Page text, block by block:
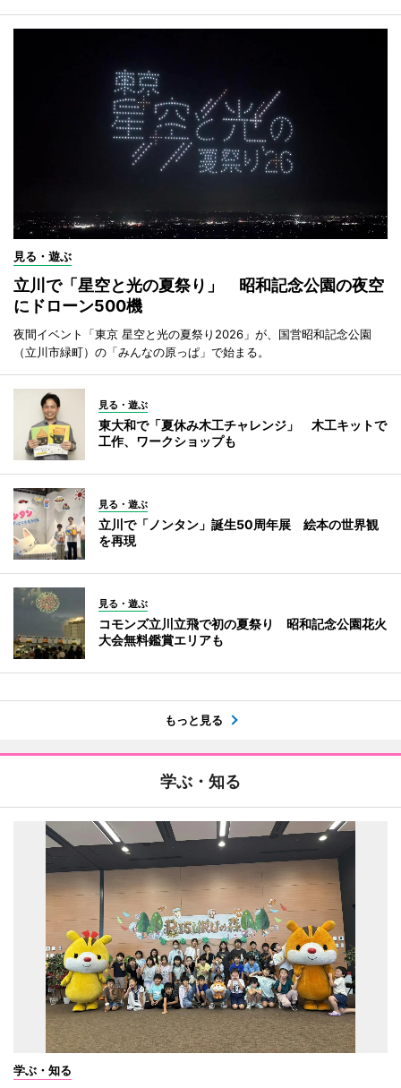
見る・遊ぶ
立川で「星空と光の夏祭り」 昭和記念公園の夜空
にドローン500機
夜間イベント「東京 星空と光の夏祭り2026」が、国営昭和記念公園
（立川市緑町）の「みんなの原っぱ」で始まる。
見る・遊ぶ
東大和で「夏休み木工チャレンジ」 木工キットで
工作、ワークショップも
見る・遊ぶ
立川で「ノンタン」誕生50周年展 絵本の世界観
を再現
見る・遊ぶ
コモンズ立川立飛で初の夏祭り 昭和記念公園花火
大会無料鑑賞エリアも
もっと見る
学ぶ・知る
学ぶ・知る